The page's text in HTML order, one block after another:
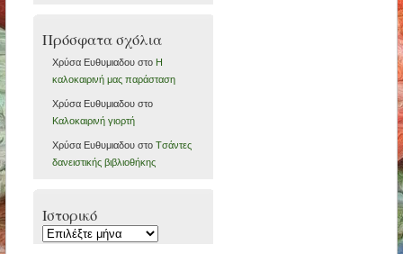
Πρόσφατα σχόλια
Χρύσα Ευθυμιαδουστο Η
καλοκαιρινή μας παράσταση
Χρύσα Ευθυμιαδουστο
Καλοκαιρινή γιορτή
Χρύσα Ευθυμιαδουστο Tσάντες
δανειστικής βιβλιοθήκης
Ιστορικό
Ιστορικό